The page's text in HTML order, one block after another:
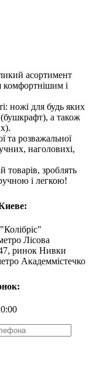
асортимент
комфортнішим і
ножі для будь яких
а також
та розважальної
наголовихі,
товарів, зроблять
і легкою!
Лісова
ринок Нивки
Академмістечко